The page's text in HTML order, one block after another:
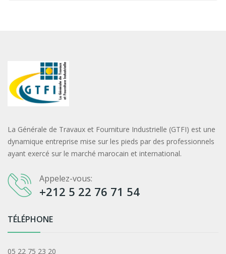
La Générale de Travaux et Fourniture Industrielle (GTFI) est une
dynamique entreprise mise sur les pieds par des professionnels
ayant exercé sur le marché marocain et international.
Appelez-vous:
+212 5 22 76 71 54
TÉLÉPHONE
05 22 75 23 20